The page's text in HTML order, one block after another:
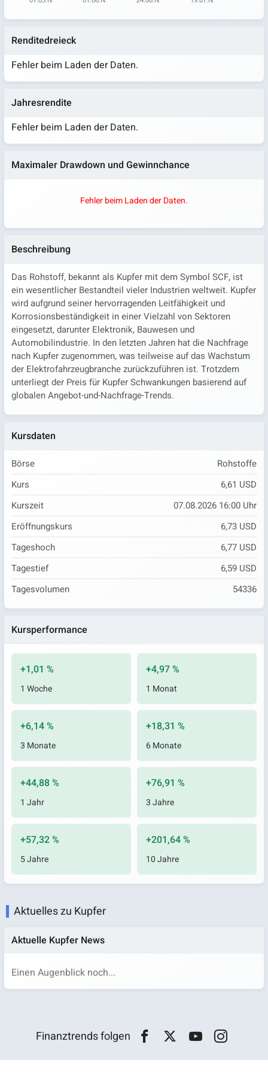
Renditedreieck
Fehler beim Laden der Daten.
Jahresrendite
Fehler beim Laden der Daten.
Maximaler Drawdown und Gewinnchance
Fehler beim Laden der Daten.
Beschreibung
Das Rohstoff, bekannt als Kupfer mit dem Symbol SCF, ist
ein wesentlicher Bestandteil vieler Industrien weltweit. Kupfer
wird aufgrund seiner hervorragenden Leitfähigkeit und
Korrosionsbeständigkeit in einer Vielzahl von Sektoren
eingesetzt, darunter Elektronik, Bauwesen und
Automobilindustrie. In den letzten Jahren hat die Nachfrage
nach Kupfer zugenommen, was teilweise auf das Wachstum
der Elektrofahrzeugbranche zurückzuführen ist. Trotzdem
unterliegt der Preis für Kupfer Schwankungen basierend auf
globalen Angebot-und-Nachfrage-Trends.
Kursdaten
Börse
Rohstoffe
Kurs
6,61 USD
Kurszeit
07.08.2026 16:00 Uhr
Eröffnungskurs
6,73 USD
Tageshoch
6,77 USD
Tagestief
6,59 USD
Tagesvolumen
54336
Kursperformance
+1,01 %
1 Woche
+4,97 %
1 Monat
+6,14 %
3 Monate
+18,31 %
6 Monate
+44,88 %
1 Jahr
+76,91 %
3 Jahre
+57,32 %
5 Jahre
+201,64 %
10 Jahre
Aktuelles zu Kupfer
Aktuelle Kupfer News
Einen Augenblick noch...
Finanztrends folgen